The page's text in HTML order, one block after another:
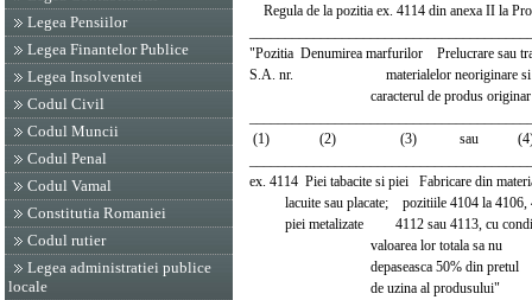
Legea Pensiilor
Legea Finantelor Publice
Legea Insolventei
Codul Civil
Codul Muncii
Codul Penal
Codul Vamal
Constitutia Romaniei
Codul rutier
Legea administratiei publice
locale
Regula de la pozitia ex. 4114 din anexa II la
"Pozitia Denumirea marfurilor Prelucrare sau
S.A. nr. materialelor neoriginare si
caracterul de produs originar
(1) (2) (3) sau
ex. 4114 Piei tabacite si piei Fabricare din
lacuite sau placate; pozitiile 4104 la 4106,
piei metalizate 4112 sau 4113, cu
valoarea lor totala sa nu
depaseasca 50% din pretul
de uzina al produsului"